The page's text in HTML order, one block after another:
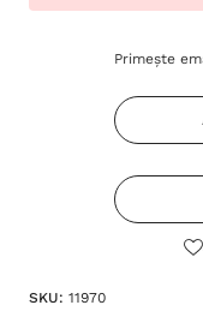
Primește
SKU: 11970